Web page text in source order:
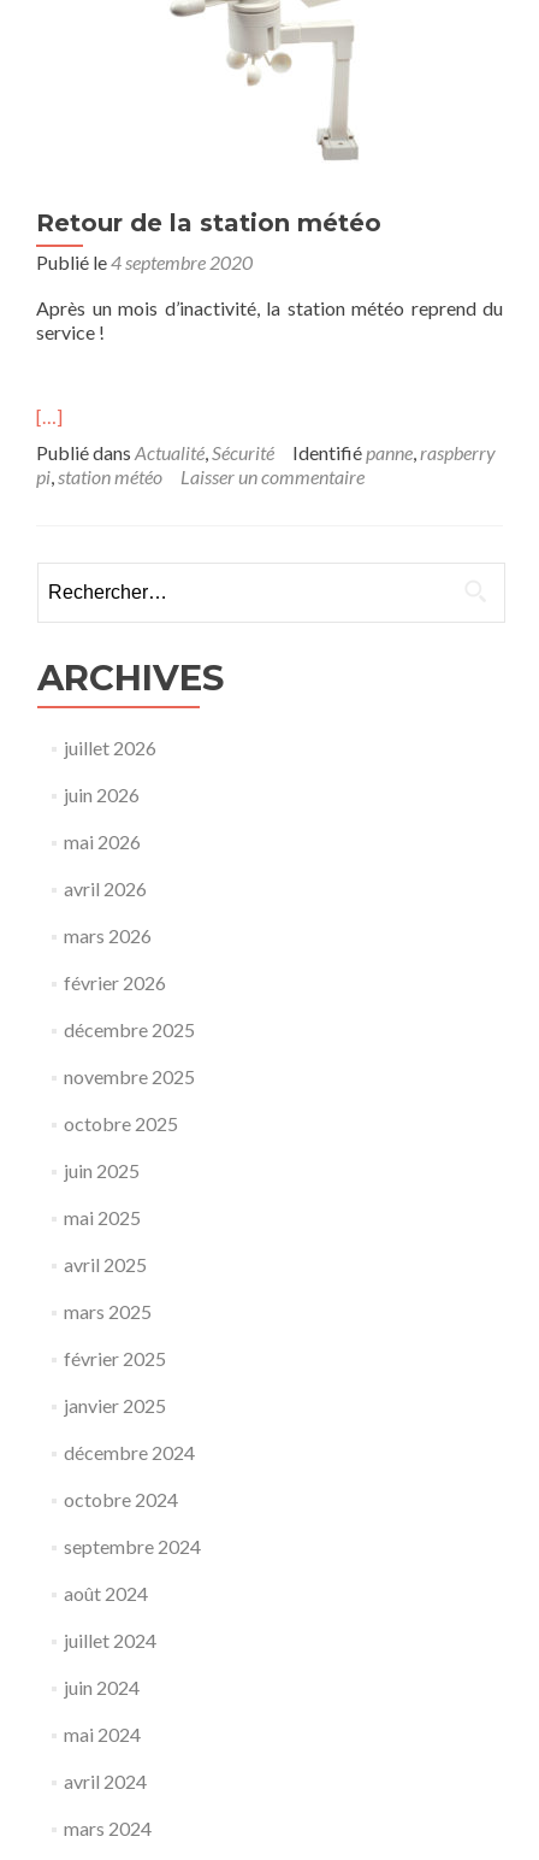
Retour de la station météo
Publié le4 septembre 2020
Après un mois d’inactivité, la station météo reprend du
service !
[…]
Publié dans Actualité,Sécurité Identifiépanne,raspberry
pi,station météo Laisser un commentaire
ARCHIVES
juillet 2026
juin 2026
mai 2026
avril 2026
mars 2026
février 2026
décembre 2025
novembre 2025
octobre 2025
juin 2025
mai 2025
avril 2025
mars 2025
février 2025
janvier 2025
décembre 2024
octobre 2024
septembre 2024
août 2024
juillet 2024
juin 2024
mai 2024
avril 2024
mars 2024